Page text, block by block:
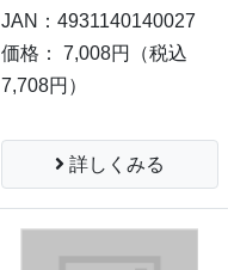
JAN：4931140140027
価格： 7,008円
（税込
7,708円）
詳しくみる